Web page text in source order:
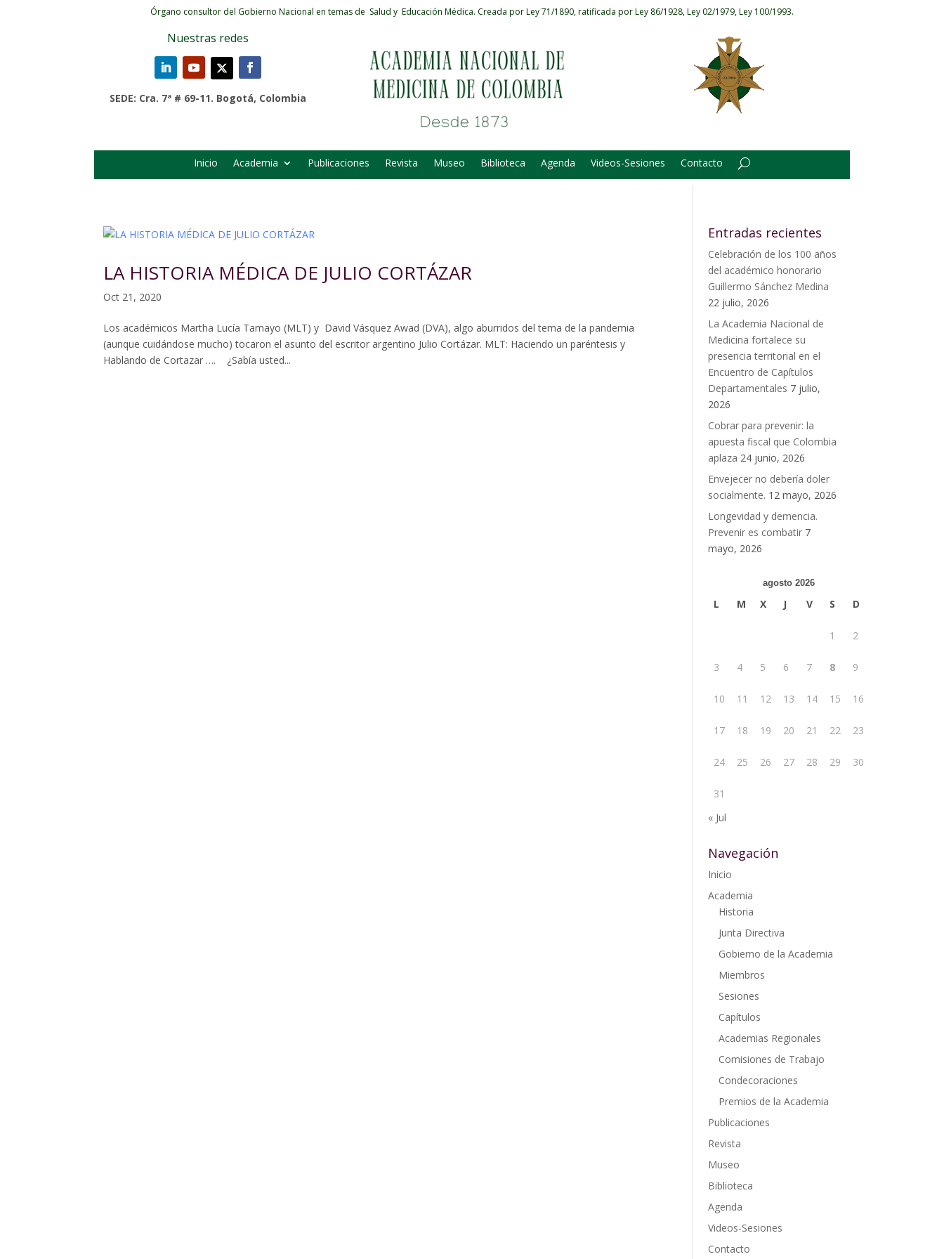
Órgano consultor del Gobierno Nacional en temas de Salud y Educación Médica. Creada por Ley 71/1890, ratificada por Ley 86/1928, Ley 02/1979, Ley 100/1993.
Nuestras redes
SEDE: Cra. 7ª # 69-11. Bogotá, Colombia
Inicio Academia Publicaciones Revista Museo Biblioteca Agenda Videos-Sesiones Contacto
LA HISTORIA MÉDICA DE JULIO CORTÁZAR
Oct 21, 2020
Los académicos Martha Lucía Tamayo (MLT) y David Vásquez Awad (DVA), algo aburridos del tema de la pandemia
(aunque cuidándose mucho) tocaron el asunto del escritor argentino Julio Cortázar. MLT: Haciendo un paréntesis y
Hablando de Cortazar …. ¿Sabía usted...
Entradas recientes
Celebración de los 100 años
del académico honorario
Guillermo Sánchez Medina
22 julio, 2026
La Academia Nacional de
Medicina fortalece su
presencia territorial en el
Encuentro de Capítulos
Departamentales 7 julio,
2026
Cobrar para prevenir: la
apuesta fiscal que Colombia
aplaza 24 junio, 2026
Envejecer no debería doler
socialmente. 12 mayo, 2026
Longevidad y demencia.
Prevenir es combatir 7
mayo, 2026
agosto 2026
L M X J V S D
1 2
3 4 5 6 7 8 9
10 11 12 13 14 15 16
17 18 19 20 21 22 23
24 25 26 27 28 29 30
31
« Jul
Navegación
Inicio
Academia
Historia
Junta Directiva
Gobierno de la Academia
Miembros
Sesiones
Capítulos
Academias Regionales
Comisiones de Trabajo
Condecoraciones
Premios de la Academia
Publicaciones
Revista
Museo
Biblioteca
Agenda
Videos-Sesiones
Contacto